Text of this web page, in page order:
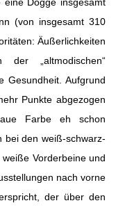
(von insgesamt 310
Äußerlichkeiten
„altmodischen“
Gesundheit. Aufgrund
Punkte abgezogen
Farbe eh schon
bei den weiß-schwarz-
Vorderbeine und
nach vorne
der über den